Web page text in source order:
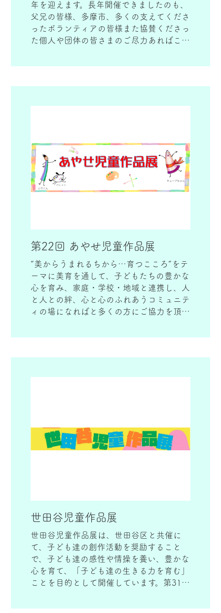
年を迎えます。長年開催できましたのも、
父兄の皆様、多摩市、多くの支えてくださ
ったボランティアの皆様また協賛くださっ
た個人や団体の皆さまのご尽力あればこそ
必ず児童一人一人の「生きる力を育む」事
第22回 あやせ児童作品展
“美からうまれるちから…育つこころ”をテ
ーマに美育を通して、子どもたちの豊かな
心を育み、家庭・学校・地域と連携し、人
と人との絆、心と心のふれあうコミュニテ
ィの場になればと多くの方にご協力を頂き
作品も含め320点を12月に綾瀬市役所の市
世田谷児童作品展
世田谷児童作品展は、世田谷区と共催に
て、子ども達の創作活動を奨励すること
で、子ども達の感性や情操を養い、豊かな
心を育て、「子ども達の生きる力を育む」
ことを目的として開催しています。第31回